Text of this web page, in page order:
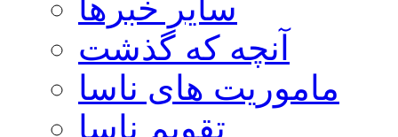
سایر خبرها
آنچه که گذشت
ماموریت های ناسا
تقویم ناسا